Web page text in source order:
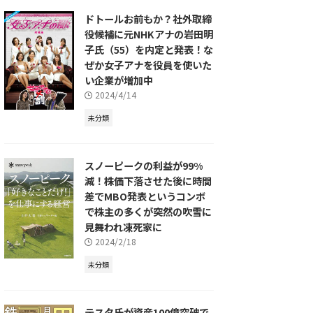
ドトールお前もか？社外取締
役候補に元NHKアナの岩田明
子氏（55）を内定と発表！な
ぜか女子アナを役員を使いた
い企業が増加中
2024/4/14
未分類
スノーピークの利益が99%
減！株価下落させた後に時間
差でMBO発表というコンボ
で株主の多くが突然の吹雪に
見舞われ凍死家に
2024/2/18
未分類